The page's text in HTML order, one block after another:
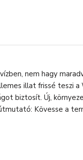
nem hagy
illat frissé teszi a
biztosít. Új,
Kövesse a